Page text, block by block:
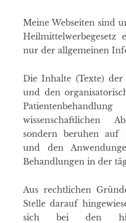
Meine Webseiten sind
Heilmittelwerbegesetz
nur der allgemeinen
Die Inhalte (Texte) der
und den
wissenschaftlichen
sondern beruhen auf
und den
Behandlungen in der
Aus rechtlichen
Stelle darauf
sich bei den